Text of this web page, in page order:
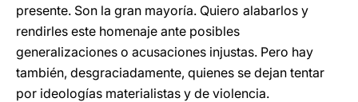
presente. Son la gran mayoría. Quiero alabarlos y
rendirles este homenaje ante posibles
generalizaciones o acusaciones injustas. Pero hay
también, desgraciadamente, quienes se dejan tentar
por ideologías materialistas y de violencia.